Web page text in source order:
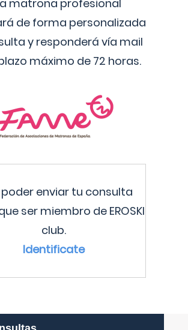
matrona profesional
de forma personalizada
y responderá vía mail
máximo de 72 horas.
poder enviar tu consulta
ser miembro de EROSKI
club.
Identificate